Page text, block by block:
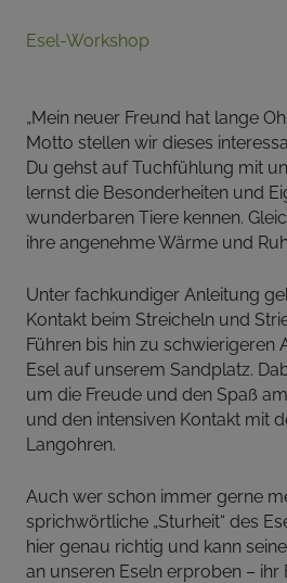
Esel-Workshop
„Mein neuer Freund hat lange
Motto stellen wir dieses
Du gehst auf Tuchfühlung mit
lernst die Besonderheiten und
wunderbaren Tiere kennen.
ihre angenehme Wärme und
Unter fachkundiger Anleitung
Kontakt beim Streicheln und
Führen bis hin zu schwierigeren
Esel auf unserem Sandplatz.
um die Freude und den Spaß
und den intensiven Kontakt mit
Langohren.
Auch wer schon immer gerne
sprichwörtliche „Sturheit“ des
hier genau richtig und kann
an unseren Eseln erproben – ihr